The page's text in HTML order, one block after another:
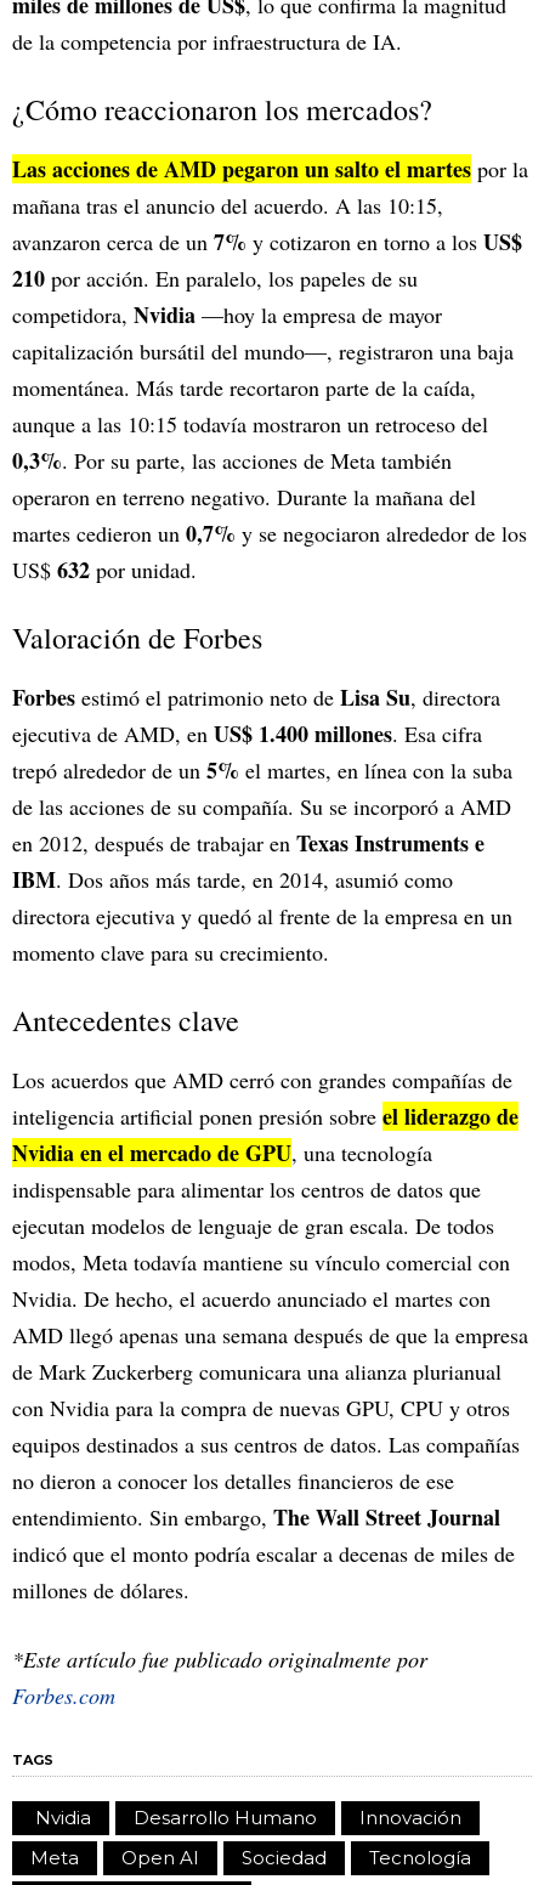
de la competencia por infraestructura de IA.
¿Cómo reaccionaron los mercados?
Las acciones de AMD pegaron un salto el martes por la
mañana tras el anuncio del acuerdo. A las 10:15,
avanzaron cerca de un 7% y cotizaron en torno a los US$
210 por acción. En paralelo, los papeles de su
competidora, Nvidia —hoy la empresa de mayor
capitalización bursátil del mundo—, registraron una baja
momentánea. Más tarde recortaron parte de la caída,
aunque a las 10:15 todavía mostraron un retroceso del
0,3%. Por su parte, las acciones de Meta también
operaron en terreno negativo. Durante la mañana del
martes cedieron un 0,7% y se negociaron alrededor de los
US$ 632 por unidad.
Valoración de Forbes
Forbes estimó el patrimonio neto de Lisa Su, directora
ejecutiva de AMD, en US$ 1.400 millones. Esa cifra
trepó alrededor de un 5% el martes, en línea con la suba
de las acciones de su compañía. Su se incorporó a AMD
en 2012, después de trabajar en Texas Instruments e
IBM. Dos años más tarde, en 2014, asumió como
directora ejecutiva y quedó al frente de la empresa en un
momento clave para su crecimiento.
Antecedentes clave
Los acuerdos que AMD cerró con grandes compañías de
inteligencia artificial ponen presión sobre el liderazgo de
Nvidia en el mercado de GPU, una tecnología
indispensable para alimentar los centros de datos que
ejecutan modelos de lenguaje de gran escala. De todos
modos, Meta todavía mantiene su vínculo comercial con
Nvidia. De hecho, el acuerdo anunciado el martes con
AMD llegó apenas una semana después de que la empresa
de Mark Zuckerberg comunicara una alianza plurianual
con Nvidia para la compra de nuevas GPU, CPU y otros
equipos destinados a sus centros de datos. Las compañías
no dieron a conocer los detalles financieros de ese
entendimiento. Sin embargo, The Wall Street Journal
indicó que el monto podría escalar a decenas de miles de
millones de dólares.
*Este artículo fue publicado originalmente por
Forbes.com
TAGS
Nvidia Desarrollo Humano
Innovación
Meta
Open AI Sociedad
Tecnología